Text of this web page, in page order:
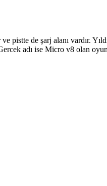
de şarj alanı vardır.
adı ise Micro v8 olan